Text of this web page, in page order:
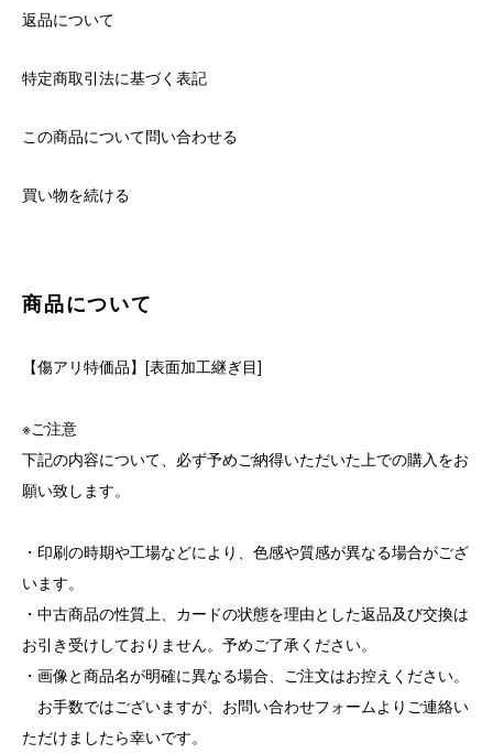
返品について
特定商取引法に基づく表記
この商品について問い合わせる
買い物を続ける
商品について
【傷アリ特価品】[表面加工継ぎ目]
※ご注意
下記の内容について、必ず予めご納得いただいた上での購入をお
願い致します。
・印刷の時期や工場などにより、色感や質感が異なる場合がござ
います。
・中古商品の性質上、カードの状態を理由とした返品及び交換は
お引き受けしておりません。予めご了承ください。
・画像と商品名が明確に異なる場合、ご注文はお控えください。
お手数ではございますが、お問い合わせフォームよりご連絡い
ただけましたら幸いです。